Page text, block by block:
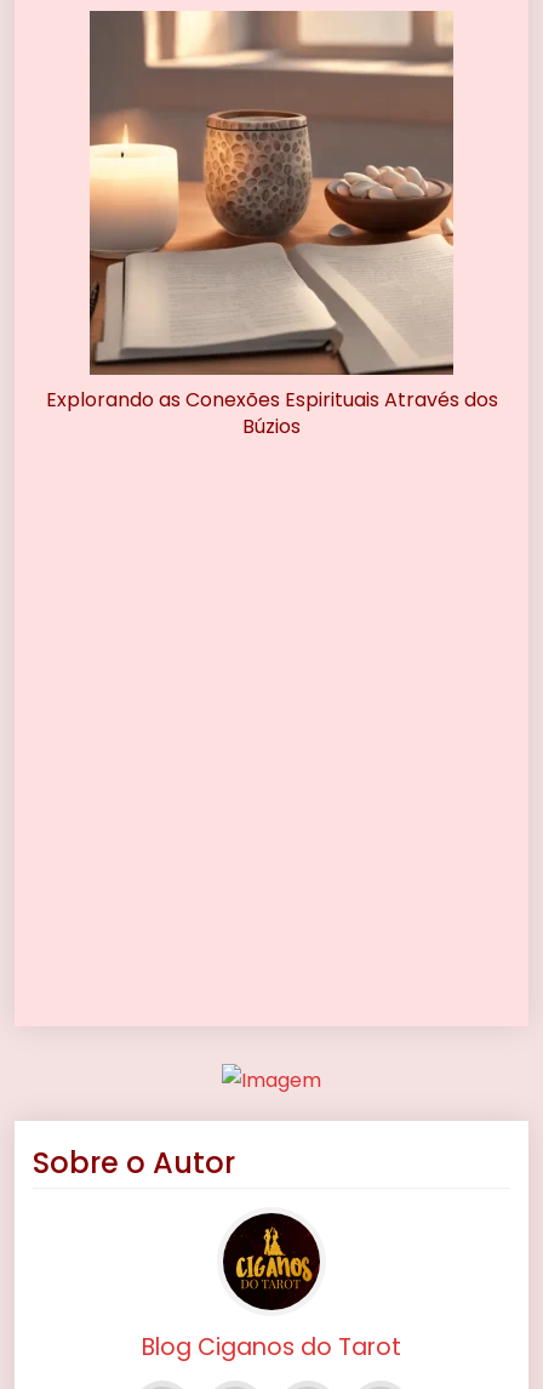
Explorando as Conexões Espirituais Através dos
Búzios
Sobre o Autor
Blog Ciganos do Tarot